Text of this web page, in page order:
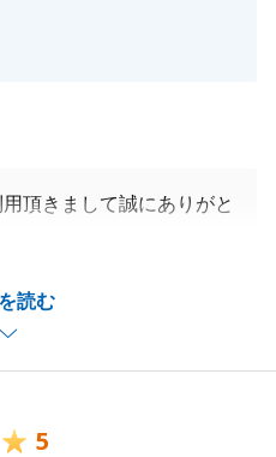
読む
頂きまして誠にありがと
様同様に大変嬉しく思っ
ご決済までお仕事でお忙
5